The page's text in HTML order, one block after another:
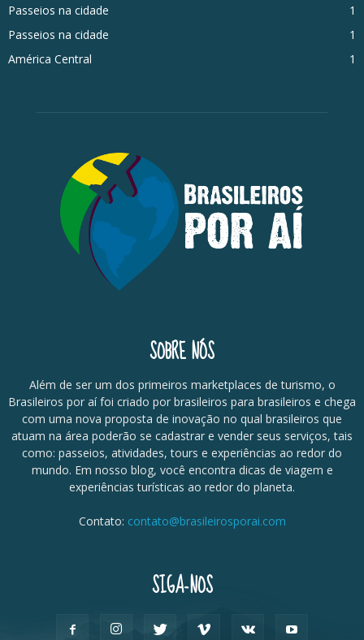
Passeios na cidade
1
Passeios na cidade
1
América Central
1
SOBRE NÓS
Além de ser um dos primeiros marketplaces de turismo, o
Brasileiros por aí foi criado por brasileiros para brasileiros e chega
com uma nova proposta de inovação no qual brasileiros que
atuam na área poderão se cadastrar e vender seus serviços, tais
como: passeios, atividades, tours e experiências ao redor do
mundo. Em nosso blog, você encontra dicas de viagem e
experiências turísticas ao redor do planeta.
Contato: contato@brasileirosporai.com
SIGA-NOS